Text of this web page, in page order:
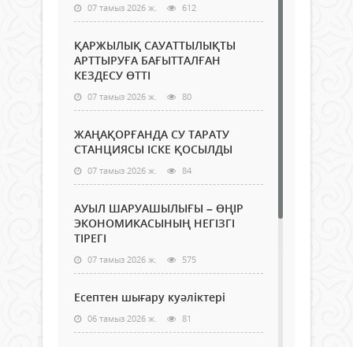
07 тамыз 2026 ж. 612
ҚАРЖЫЛЫҚ САУАТТЫЛЫҚТЫ
АРТТЫРУҒА БАҒЫТТАЛҒАН
КЕЗДЕСУ ӨТТІ
07 тамыз 2026 ж. 80
ЖАҢАҚОРҒАНДА СУ ТАРАТУ
СТАНЦИЯСЫ ІСКЕ ҚОСЫЛДЫ
07 тамыз 2026 ж. 84
АУЫЛ ШАРУАШЫЛЫҒЫ – ӨҢІР
ЭКОНОМИКАСЫНЫҢ НЕГІЗГІ
ТІРЕГІ
07 тамыз 2026 ж. 575
Есептен шығару куәліктері
06 тамыз 2026 ж. 81